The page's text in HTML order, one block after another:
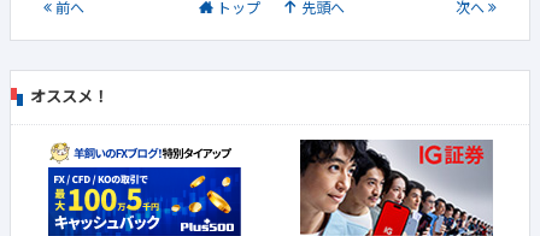
前へ トップ 先頭へ 次へ
オススメ！